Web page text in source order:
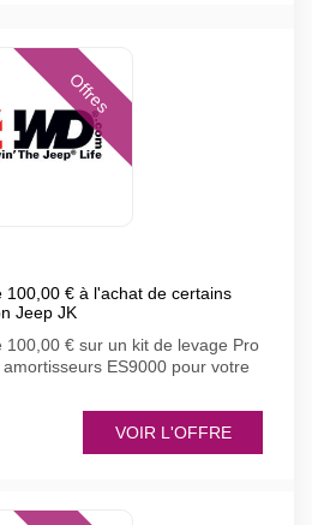
Offres
100,00 € à l'achat de certains
Jeep JK
€ sur un kit de levage Pro
ES9000 pour votre
VOIR L'OFFRE